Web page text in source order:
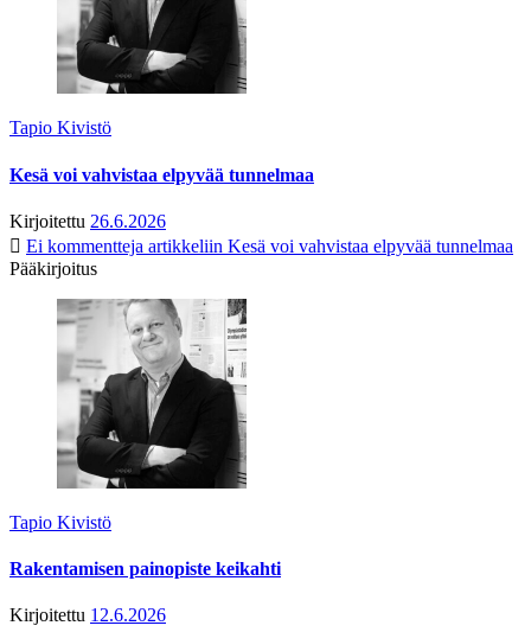
Tapio Kivistö
Kesä voi vahvistaa elpyvää tunnelmaa
Kirjoitettu 26.6.2026
Ei kommentteja artikkeliin Kesä voi vahvistaa elpyvää tunnelmaa
Pääkirjoitus
Tapio Kivistö
Rakentamisen painopiste keikahti
Kirjoitettu 12.6.2026